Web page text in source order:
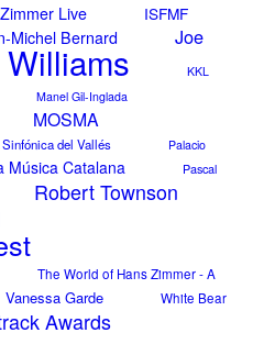
Live ISFMF
Michel Bernard
Joe
KKL
Manel Gil-Inglada
MOSMA
del Vallés
Palacio
Música Catalana
Pascal
Robert Townson
The World of Hans Zimmer - A
Vanessa Garde
White Bear
Awards